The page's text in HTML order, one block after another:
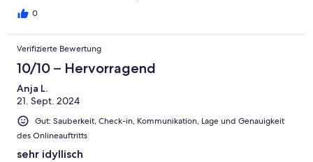
0
Verifizierte Bewertung
10/10 – Hervorragend
Anja L.
21. Sept. 2024
Gut: Sauberkeit, Check-in, Kommunikation, Lage und Genauigkeit
des Onlineauftritts
sehr idyllisch